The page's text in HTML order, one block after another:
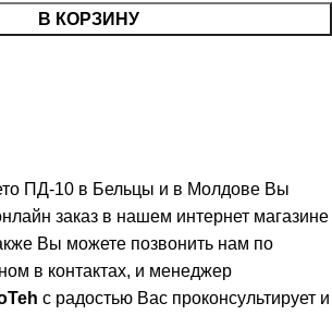
В КОРЗИНУ
ПД-10 в Бельцы и в Молдове Вы
заказ в нашем интернет магазине
Вы можете позвонить нам по
в контактах, и менеджер
с радостью Вас проконсультирует и